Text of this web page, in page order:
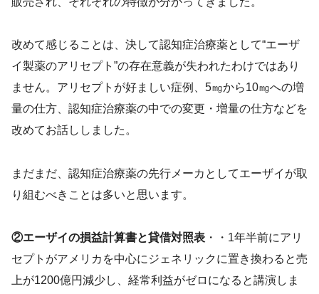
改めて感じることは、決して認知症治療薬として“エーザ
イ製薬のアリセプト”の存在意義が失われたわけではあり
ません。アリセプトが好ましい症例、5㎎から10㎎への増
量の仕方、認知症治療薬の中での変更・増量の仕方などを
改めてお話ししました。
まだまだ、認知症治療薬の先行メーカとしてエーザイが取
り組むべきことは多いと思います。
②エーザイの損益計算書と貸借対照表 ・・1年半前にアリ
セプトがアメリカを中心にジェネリックに置き換わると売
上が1200億円減少し、経常利益がゼロになると講演しま